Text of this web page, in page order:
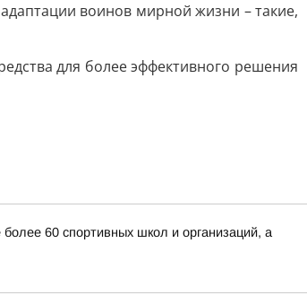
воинов мирной жизни – такие,
для более эффективного решения
60 спортивных школ и организаций, а